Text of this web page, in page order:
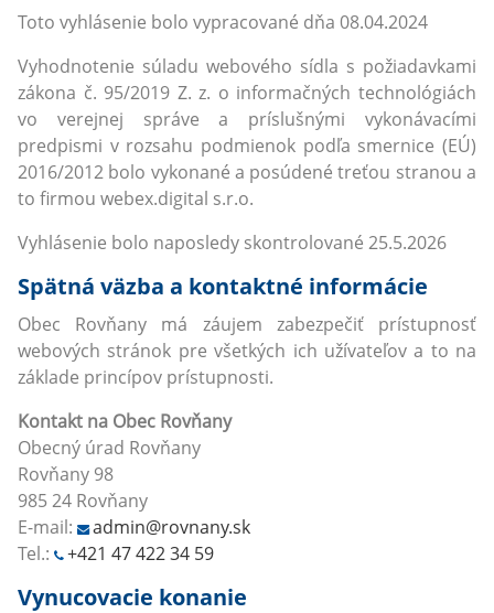
Toto vyhlásenie bolo vypracované dňa 08.04.2024
Vyhodnotenie súladu webového sídla s požiadavkami
zákona č. 95/2019 Z. z. o informačných technológiách
vo verejnej správe a príslušnými vykonávacími
predpismi v rozsahu podmienok podľa smernice (EÚ)
2016/2012 bolo vykonané a posúdené treťou stranou a
to firmou webex.digital s.r.o.
Vyhlásenie bolo naposledy skontrolované 25.5.2026
Spätná väzba a kontaktné informácie
Obec Rovňany má záujem zabezpečiť prístupnosť
webových stránok pre všetkých ich užívateľov a to na
základe princípov prístupnosti.
Kontakt na Obec Rovňany
Obecný úrad Rovňany
Rovňany 98
985 24 Rovňany
E-mail:
admin@rovnany.sk
Tel.:
+421 47 422 34 59
Vynucovacie konanie